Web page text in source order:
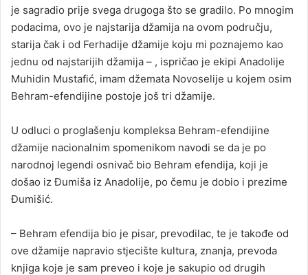
je sagradio prije svega drugoga što se gradilo. Po mnogim
podacima, ovo je najstarija džamija na ovom području,
starija čak i od Ferhadije džamije koju mi poznajemo kao
jednu od najstarijih džamija – , ispričao je ekipi Anadolije
Muhidin Mustafić, imam džemata Novoselije u kojem osim
Behram-efendijine postoje još tri džamije.
U odluci o proglašenju kompleksa Behram-efendijine
džamije nacionalnim spomenikom navodi se da je po
narodnoj legendi osnivač bio Behram efendija, koji je
došao iz Đumiša iz Anadolije, po čemu je dobio i prezime
Đumišić.
– Behram efendija bio je pisar, prevodilac, te je takođe od
ove džamije napravio stjecište kultura, znanja, prevoda
knjiga koje je sam preveo i koje je sakupio od drugih